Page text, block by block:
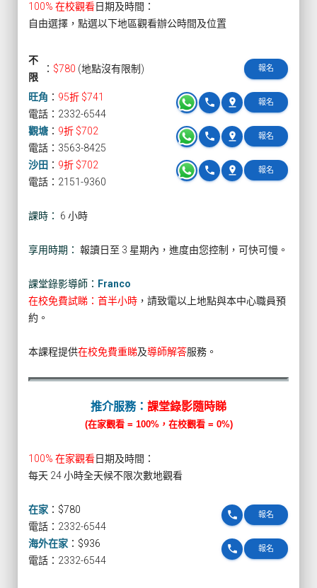
100% 在校觀看日期及時間：
自由選擇，點選以下地區觀看辦公時間及位置
不
限
： $780 (地點沒有限制) 報名
旺角 ： 95折 $741 報名
pin_drop
phone
電話：2332-6544
觀塘 ： 9折 $702 報名
pin_drop
phone
電話：3563-8425
沙田 ： 9折 $702 報名
pin_drop
phone
電話：2151-9360
課時： 6 小時
享用時期： 報讀日至 3 星期內，進度由您控制，可快可慢。
課堂錄影導師： Franco
在校免費試睇：首半小時 ，請致電以上地點與本中心職員預
約。
本課程提供在校免費重睇及導師解答服務。
推介服務： 課堂錄影隨時睇
(在家觀看 = 100%，在校觀看 = 0%)
100% 在家觀看日期及時間：
每天 24 小時全天候不限次數地觀看
在家 ： $780 報名
phone
電話：2332-6544
海外在家 ： $936 報名
phone
電話：2332-6544